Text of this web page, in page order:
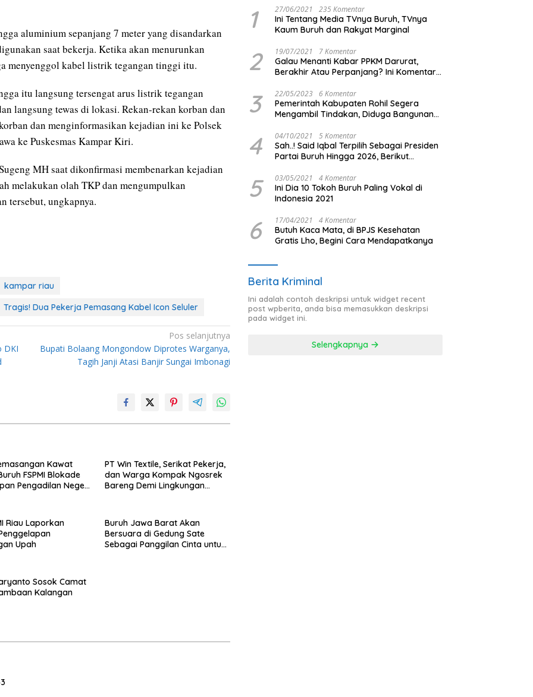
aluminium sepanjang 7 meter yang disandarkan
saat bekerja. Ketika akan menurunkan
menyenggol kabel listrik tegangan tinggi itu.
itu langsung tersengat arus listrik tegangan
langsung tewas di lokasi. Rekan-rekan korban dan
dan menginformasikan kejadian ini ke Polsek
ke Puskesmas Kampar Kiri.
MH saat dikonfirmasi membenarkan kejadian
melakukan olah TKP dan mengumpulkan
tersebut, ungkapnya.
kampar riau
Tragis! Dua Pekerja Pemasang Kabel Icon Seluler
DKI
Pos selanjutnya
Bupati Bolaang Mongondow Diprotes Warganya,
Tagih Janji Atasi Banjir Sungai Imbonagi
Kawat
FSPMI Blokade
Pengadilan Negeri
PT Win Textile, Serikat Pekerja,
dan Warga Kompak Ngosrek
Bareng Demi Lingkungan
Riau Laporkan
Upah
Buruh Jawa Barat Akan
Bersuara di Gedung Sate
Sebagai Panggilan Cinta untuk
Sosok Camat
Kalangan
1 27/06/2021 235 Komentar
Ini Tentang Media TVnya Buruh, TVnya
Kaum Buruh dan Rakyat Marginal
2 19/07/2021 7 Komentar
Galau Menanti Kabar PPKM Darurat,
Berakhir Atau Perpanjang? Ini Komentar
3 22/05/2023 6 Komentar
Pemerintah Kabupaten Rohil Segera
Mengambil Tindakan, Diduga Bangunan
4 04/10/2021 5 Komentar
Sah..! Said Iqbal Terpilih Sebagai Presiden
Partai Buruh Hingga 2026, Berikut
5 03/05/2021 4 Komentar
Ini Dia 10 Tokoh Buruh Paling Vokal di
Indonesia 2021
6 17/04/2021 4 Komentar
Butuh Kaca Mata, di BPJS Kesehatan
Gratis Lho, Begini Cara Mendapatkanya
Berita Kriminal
Ini adalah contoh deskripsi untuk widget recent
post wpberita, anda bisa memasukkan deskripsi
pada widget ini.
Selengkapnya